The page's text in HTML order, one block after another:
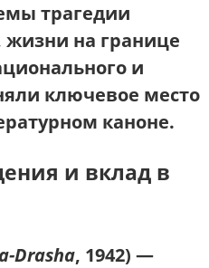
трагедии
жизни на границе
и
ключевое место
каноне.
и вклад в
Drasha, 1942) —